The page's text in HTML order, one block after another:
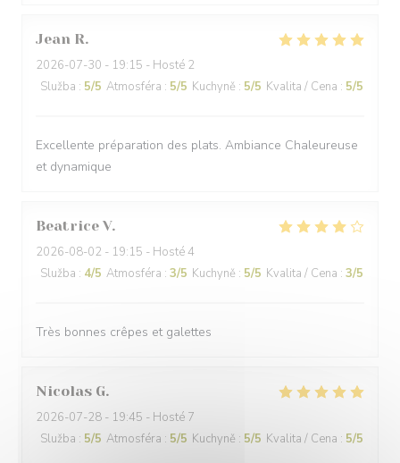
Jean R
2026-07-30 - 19:15 - Hosté 2
Služba : 5/5 Atmosféra : 5/5 Kuchyně : 5/5 Kvalita / Cena : 5/5
Excellente préparation des plats. Ambiance Chaleureuse
et dynamique
Beatrice V
2026-08-02 - 19:15 - Hosté 4
Služba : 4/5 Atmosféra : 3/5 Kuchyně : 5/5 Kvalita / Cena : 3/5
Très bonnes crêpes et galettes
Nicolas G
2026-07-28 - 19:45 - Hosté 7
Služba : 5/5 Atmosféra : 5/5 Kuchyně : 5/5 Kvalita / Cena : 5/5